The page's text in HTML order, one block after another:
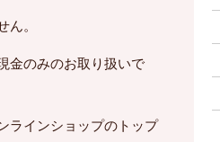
ん。
金のみのお取り扱いで
ラインショップのトップ